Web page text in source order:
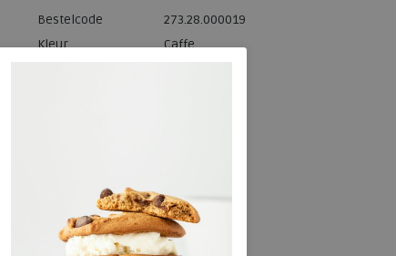
Bestelcode
273.28.000019
Kleur
Caffe
4.00 cm